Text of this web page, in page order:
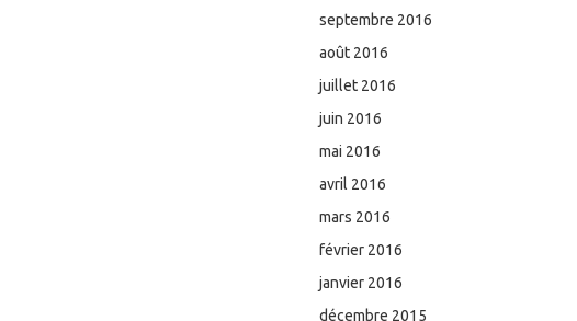
septembre 2016
août 2016
juillet 2016
juin 2016
mai 2016
avril 2016
mars 2016
février 2016
janvier 2016
décembre 2015